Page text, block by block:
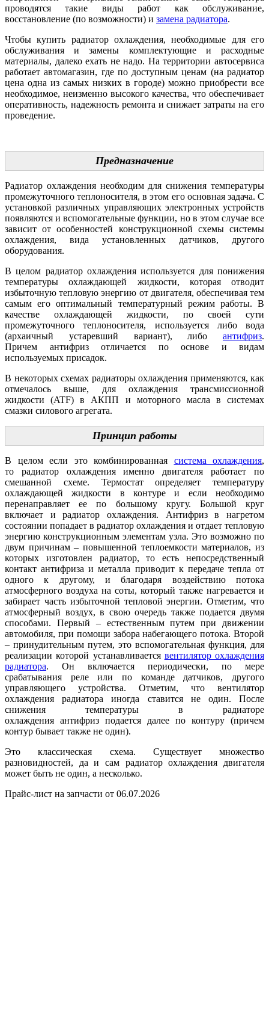
проводятся такие виды работ как обслуживание,
восстановление (по возможности) и замена радиатора.
Чтобы купить радиатор охлаждения, необходимые для его
обслуживания и замены комплектующие и расходные
материалы, далеко ехать не надо. На территории автосервиса
работает автомагазин, где по доступным ценам (на радиатор
цена одна из самых низких в городе) можно приобрести все
необходимое, неизменно высокого качества, что обеспечивает
оперативность, надежность ремонта и снижает затраты на его
проведение.
Предназначение
Радиатор охлаждения необходим для снижения температуры
промежуточного теплоносителя, в этом его основная задача. С
установкой различных управляющих электронных устройств
появляются и вспомогательные функции, но в этом случае все
зависит от особенностей конструкционной схемы системы
охлаждения, вида установленных датчиков, другого
оборудования.
В целом радиатор охлаждения используется для понижения
температуры охлаждающей жидкости, которая отводит
избыточную тепловую энергию от двигателя, обеспечивая тем
самым его оптимальный температурный режим работы. В
качестве охлаждающей жидкости, по своей сути
промежуточного теплоносителя, используется либо вода
(архаичный устаревший вариант), либо антифриз.
Причем антифриз отличается по основе и видам
используемых присадок.
В некоторых схемах радиаторы охлаждения применяются, как
отмечалось выше, для охлаждения трансмиссионной
жидкости (ATF) в АКПП и моторного масла в системах
смазки силового агрегата.
Принцип работы
В целом если это комбинированная система охлаждения,
то радиатор охлаждения именно двигателя работает по
смешанной схеме. Термостат определяет температуру
охлаждающей жидкости в контуре и если необходимо
перенаправляет ее по большому кругу. Большой круг
включает и радиатор охлаждения. Антифриз в нагретом
состоянии попадает в радиатор охлаждения и отдает тепловую
энергию конструкционным элементам узла. Это возможно по
двум причинам – повышенной теплоемкости материалов, из
которых изготовлен радиатор, то есть непосредственный
контакт антифриза и металла приводит к передаче тепла от
одного к другому, и благодаря воздействию потока
атмосферного воздуха на соты, который также нагревается и
забирает часть избыточной тепловой энергии. Отметим, что
атмосферный воздух, в свою очередь также подается двумя
способами. Первый – естественным путем при движении
автомобиля, при помощи забора набегающего потока. Второй
– принудительным путем, это вспомогательная функция, для
реализации которой устанавливается вентилятор охлаждения
радиатора. Он включается периодически, по мере
срабатывания реле или по команде датчиков, другого
управляющего устройства. Отметим, что вентилятор
охлаждения радиатора иногда ставится не один. После
снижения температуры в радиаторе
охлаждения антифриз подается далее по контуру (причем
контур бывает также не один).
Это классическая схема. Существует множество
разновидностей, да и сам радиатор охлаждения двигателя
может быть не один, а несколько.
Прайс-лист на запчасти от 06.07.2026